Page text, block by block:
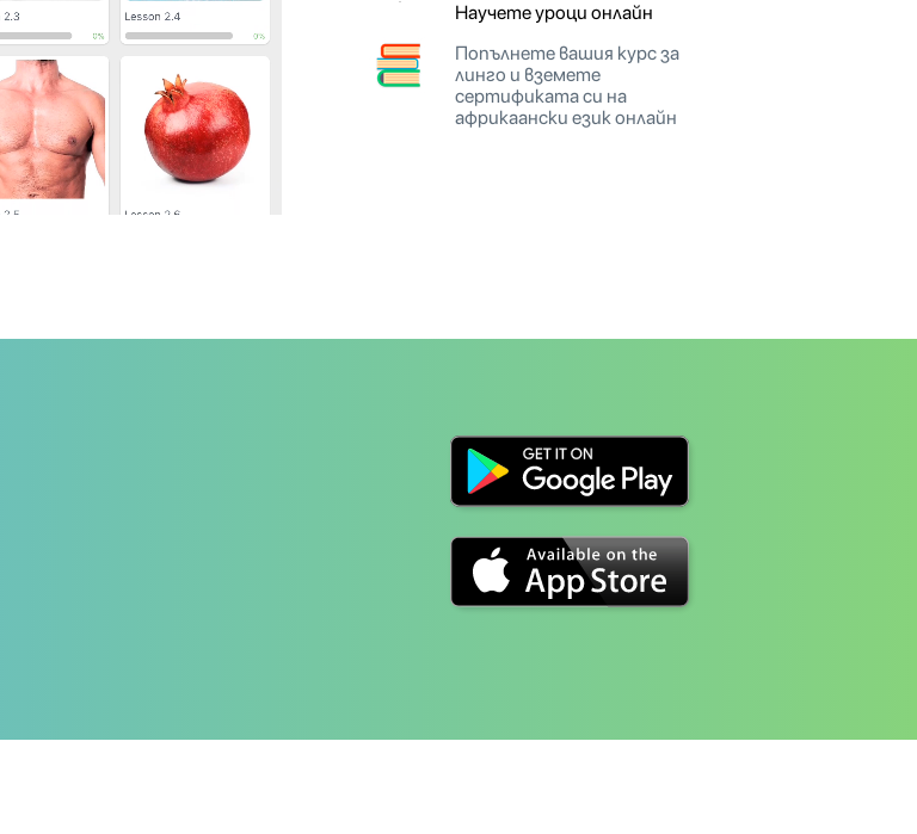
Научете уроци онлайн
Попълнете вашия курс за
линго и вземете
сертификата си на
африкаански език онлайн